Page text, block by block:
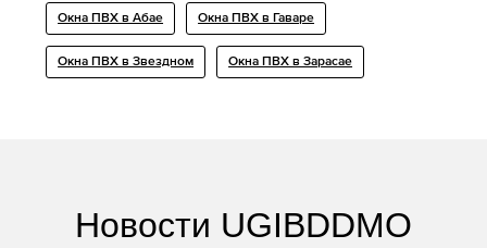
Окна ПВХ в Абае Окна ПВХ в Гаваре
Окна ПВХ в Звездном Окна ПВХ в Зарасае
Новости UGIBDDMO